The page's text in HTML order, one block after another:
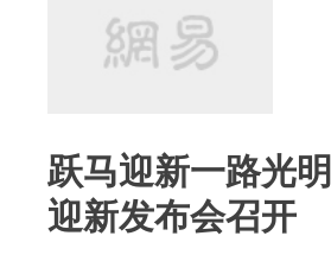
跃马迎新一路光
迎新发布会召开